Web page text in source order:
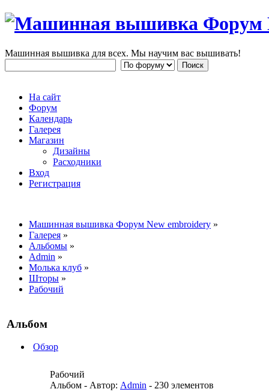
Машинная вышивка для всех. Мы научим вас вышивать!
На сайт
Форум
Календарь
Галерея
Магазин
Дизайны
Расходники
Вход
Регистрация
Машинная вышивка Форум New embroidery »
Галерея »
Альбомы »
Admin »
Молька клуб »
Шторы »
Рабочий
Альбом
Обзор
Рабочий
Альбом - Автор: Admin - 230 элементов